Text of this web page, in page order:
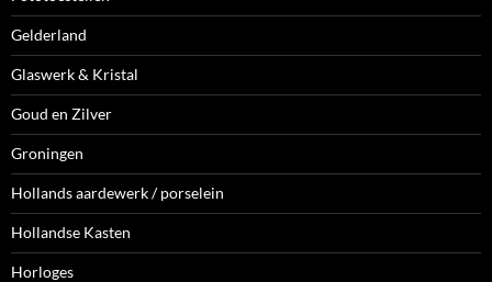
Gelderland
Glaswerk & Kristal
Goud en Zilver
Groningen
Hollands aardewerk / porselein
Hollandse Kasten
Horloges